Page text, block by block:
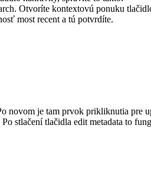
Otvoríte kontextovú ponuku
most recent a tú potvrdíte.
novom je tam prvok prikliknutia pre
stlačení tlačidla edit metadata to